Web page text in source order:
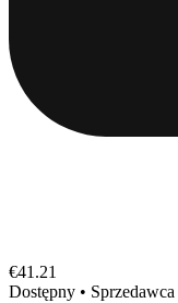
€41.21
Dostępny • Sprzedawca